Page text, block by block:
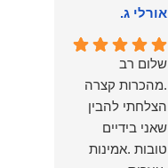
הלב לכל מי
שמחפש עורך דין
מקצועי, אמין
ומסור.
הוא שלנו.
אורלי ג.
שלום רב
.מהכרות קצרה
הצלחתי להבין
שאני בידיים
טובות .אמינות